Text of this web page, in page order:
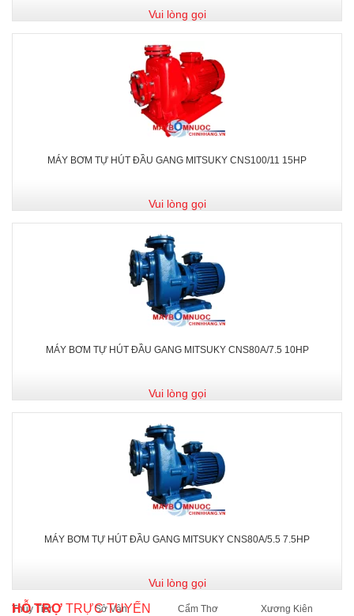
Vui lòng gọi
MÁY BƠM TỰ HÚT ĐẦU GANG MITSUKY CNS100/11 15HP
Vui lòng gọi
MÁY BƠM TỰ HÚT ĐẦU GANG MITSUKY CNS80A/7.5 10HP
Vui lòng gọi
MÁY BƠM TỰ HÚT ĐẦU GANG MITSUKY CNS80A/5.5 7.5HP
Vui lòng gọi
HỖ TRỢ TRỰC TUYẾN
Thủy Tiên
Sở Vân
Cẩm Thơ
Xương Kiên